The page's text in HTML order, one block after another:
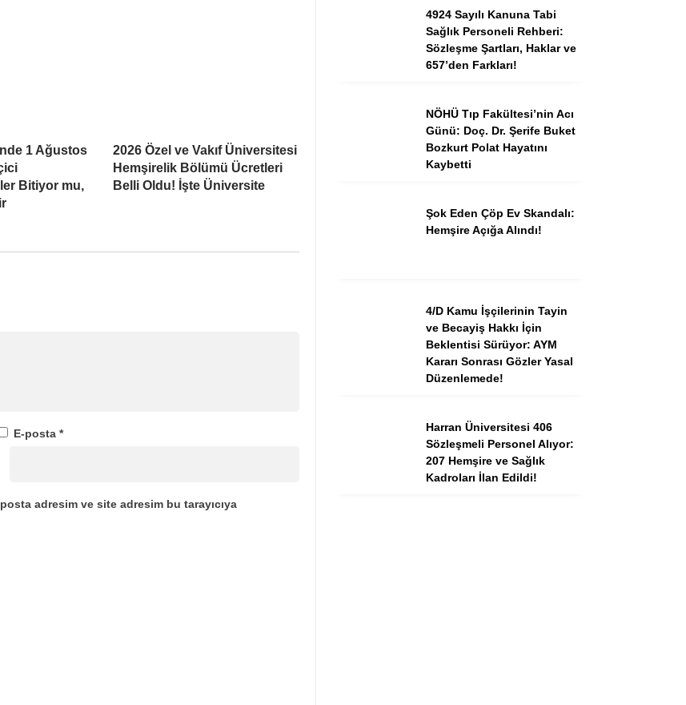
1 Ağustos
Bitiyor mu,
2026 Özel ve Vakıf Üniversitesi
Hemşirelik Bölümü Ücretleri
Belli Oldu! İşte Üniversite
E-posta *
adresim ve site adresim bu tarayıcıya
4924 Sayılı Kanuna Tabi
Sağlık Personeli Rehberi:
Sözleşme Şartları, Haklar ve
657’den Farkları!
NÖHÜ Tıp Fakültesi’nin Acı
Günü: Doç. Dr. Şerife Buket
Bozkurt Polat Hayatını
Kaybetti
Şok Eden Çöp Ev Skandalı:
Hemşire Açığa Alındı!
4/D Kamu İşçilerinin Tayin
ve Becayiş Hakkı İçin
Beklentisi Sürüyor: AYM
Kararı Sonrası Gözler Yasal
Düzenlemede!
Harran Üniversitesi 406
Sözleşmeli Personel Alıyor:
207 Hemşire ve Sağlık
Kadroları İlan Edildi!